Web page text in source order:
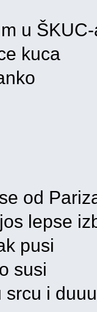
u
kuca
od
lepse
pusi
susi
srcu i